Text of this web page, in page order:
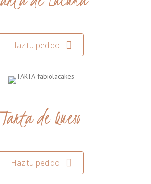
Haz tu pedido
Tarta de Queso
Haz tu pedido